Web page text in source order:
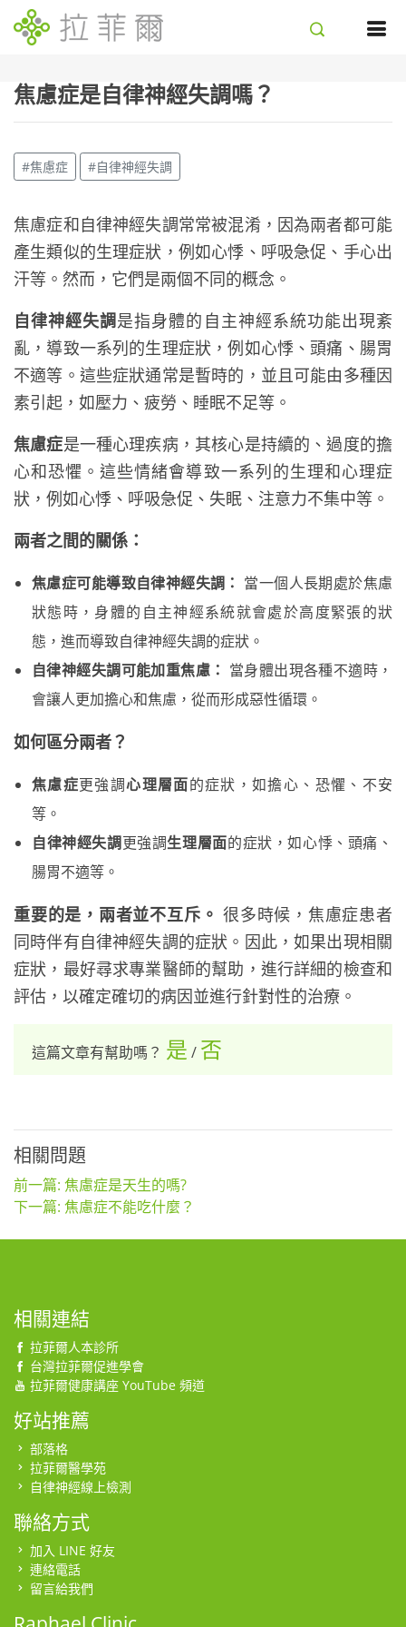
焦慮症是自律神經失調嗎？
#焦慮症 #自律神經失調
焦慮症和自律神經失調常常被混淆，因為兩者都可能
產生類似的生理症狀，例如心悸、呼吸急促、手心出
汗等。然而，它們是兩個不同的概念。
自律神經失調是指身體的自主神經系統功能出現紊
亂，導致一系列的生理症狀，例如心悸、頭痛、腸胃
不適等。這些症狀通常是暫時的，並且可能由多種因
素引起，如壓力、疲勞、睡眠不足等。
焦慮症是一種心理疾病，其核心是持續的、過度的擔
心和恐懼。這些情緒會導致一系列的生理和心理症
狀，例如心悸、呼吸急促、失眠、注意力不集中等。
兩者之間的關係：
焦慮症可能導致自律神經失調： 當一個人長期處於焦慮
狀態時，身體的自主神經系統就會處於高度緊張的狀
態，進而導致自律神經失調的症狀。
自律神經失調可能加重焦慮： 當身體出現各種不適時，
會讓人更加擔心和焦慮，從而形成惡性循環。
如何區分兩者？
焦慮症更強調心理層面的症狀，如擔心、恐懼、不安
等。
自律神經失調更強調生理層面的症狀，如心悸、頭痛、
腸胃不適等。
重要的是，兩者並不互斥。 很多時候，焦慮症患者
同時伴有自律神經失調的症狀。因此，如果出現相關
症狀，最好尋求專業醫師的幫助，進行詳細的檢查和
評估，以確定確切的病因並進行針對性的治療。
這篇文章有幫助嗎？ 是 / 否
相關問題
前一篇: 焦慮症是天生的嗎?
下一篇: 焦慮症不能吃什麼？
相關連結
拉菲爾人本診所
台灣拉菲爾促進學會
拉菲爾健康講座 YouTube 頻道
好站推薦
部落格
拉菲爾醫學苑
自律神經線上檢測
聯絡方式
加入 LINE 好友
連絡電話
留言給我們